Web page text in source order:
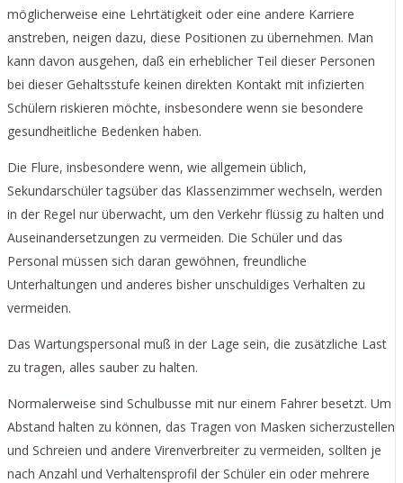
möglicherweise eine Lehrtätigkeit oder eine andere Karriere
anstreben, neigen dazu, diese Positionen zu übernehmen. Man
kann davon ausgehen, daß ein erheblicher Teil dieser Personen
bei dieser Gehaltsstufe keinen direkten Kontakt mit infizierten
Schülern riskieren möchte, insbesondere wenn sie besondere
gesundheitliche Bedenken haben.
Die Flure, insbesondere wenn, wie allgemein üblich,
Sekundarschüler tagsüber das Klassenzimmer wechseln, werden
in der Regel nur überwacht, um den Verkehr flüssig zu halten und
Auseinandersetzungen zu vermeiden. Die Schüler und das
Personal müssen sich daran gewöhnen, freundliche
Unterhaltungen und anderes bisher unschuldiges Verhalten zu
vermeiden.
Das Wartungspersonal muß in der Lage sein, die zusätzliche Last
zu tragen, alles sauber zu halten.
Normalerweise sind Schulbusse mit nur einem Fahrer besetzt. Um
Abstand halten zu können, das Tragen von Masken sicherzustellen
und Schreien und andere Virenverbreiter zu vermeiden, sollten je
nach Anzahl und Verhaltensprofil der Schüler ein oder mehrere